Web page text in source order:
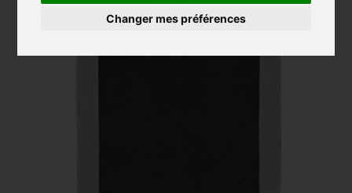
Changer mes préférences